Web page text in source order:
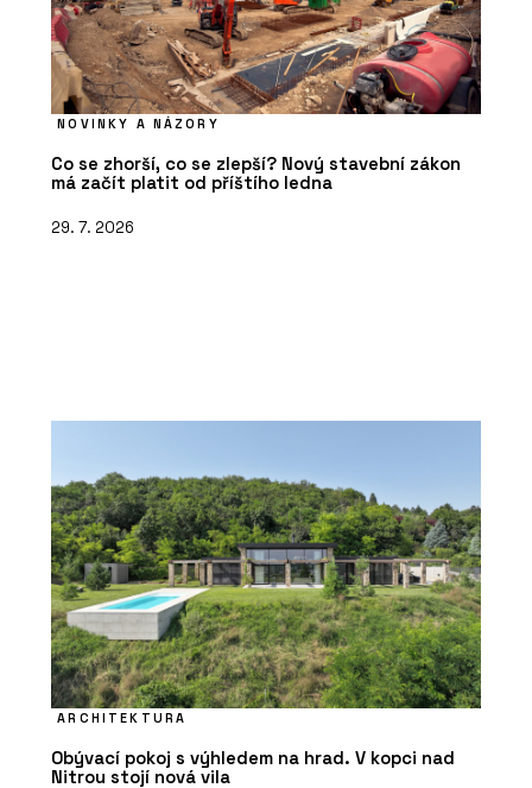
NOVINKY A NÁZORY
Co se zhorší, co se zlepší? Nový stavební zákon
má začít platit od příštího ledna
29. 7. 2026
ARCHITEKTURA
Obývací pokoj s výhledem na hrad. V kopci nad
Nitrou stojí nová vila